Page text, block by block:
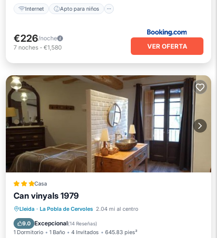
Internet Apto para niños
€226/noche
7 noches - €1,580 VER OFERTA
Casa
Can vinyals 1979
Lleida · La Pobla de Cervoles 2.04 mi al centro
9.0 Excepcional(14 Reseñas)
1 Dormitorio 1 Baño 4 Invitados 645.83 pies²
Internet
Se admiten mascotas
Apto para niños